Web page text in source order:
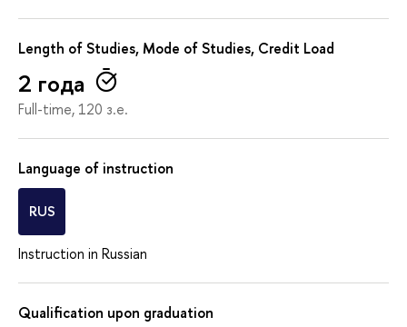
Length of Studies, Mode of Studies, Credit Load
2 года
Full-time, 120 з.е.
Language of instruction
RUS
Instruction in Russian
Qualification upon graduation